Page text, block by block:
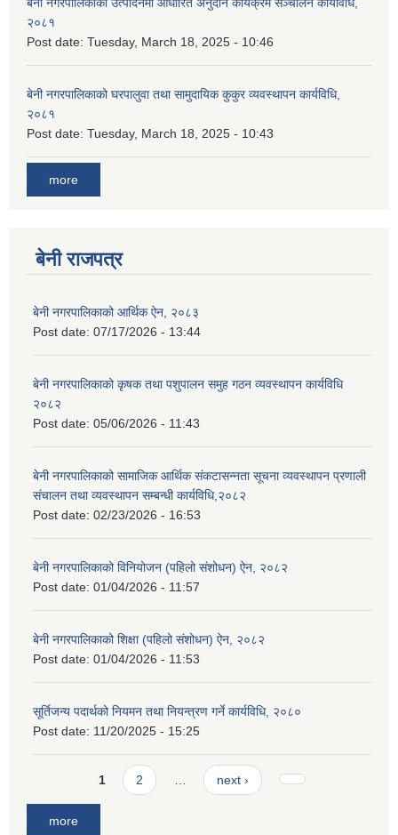
बेनी नगरपालिकाको उत्पादनमा आधारित अनुदान कार्यक्रम सञ्‍चालन कार्यविधि,
२०८१
Post date: Tuesday, March 18, 2025 - 10:46
बेनी नगरपालिकाको घरपालुवा तथा सामुदायिक कुकुर व्यवस्थापन कार्यविधि,
२०८१
Post date: Tuesday, March 18, 2025 - 10:43
more
बेनी राजपत्र
बेनी नगरपालिकाको आर्थिक ऐन, २०८३
Post date: 07/17/2026 - 13:44
बेनी नगरपालिकाको कृषक तथा पशुपालन समुह गठन व्यवस्थापन कार्यविधि
२०८२
Post date: 05/06/2026 - 11:43
बेनी नगरपालिकाको सामाजिक आर्थिक संकटासन्नता सूचना व्यवस्थापन प्रणाली
संचालन तथा व्यवस्थापन सम्बन्धी कार्यविधि,२०८२
Post date: 02/23/2026 - 16:53
बेनी नगरपालिकाको विनियोजन (पहिलो संशोधन) ऐन, २०८२
Post date: 01/04/2026 - 11:57
बेनी नगरपालिकाको शिक्षा (पहिलो संशोधन) ऐन, २०८२
Post date: 01/04/2026 - 11:53
सूर्तिजन्य पदार्थको नियमन तथा नियन्त्रण गर्ने कार्यविधि, २०८०
Post date: 11/20/2025 - 15:25
Pages1 2 next ›
more